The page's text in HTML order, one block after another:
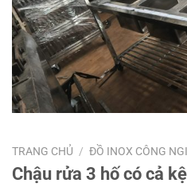
TRANG CHỦ / ĐỒ INOX CÔNG
Chậu rửa 3 hố có cả